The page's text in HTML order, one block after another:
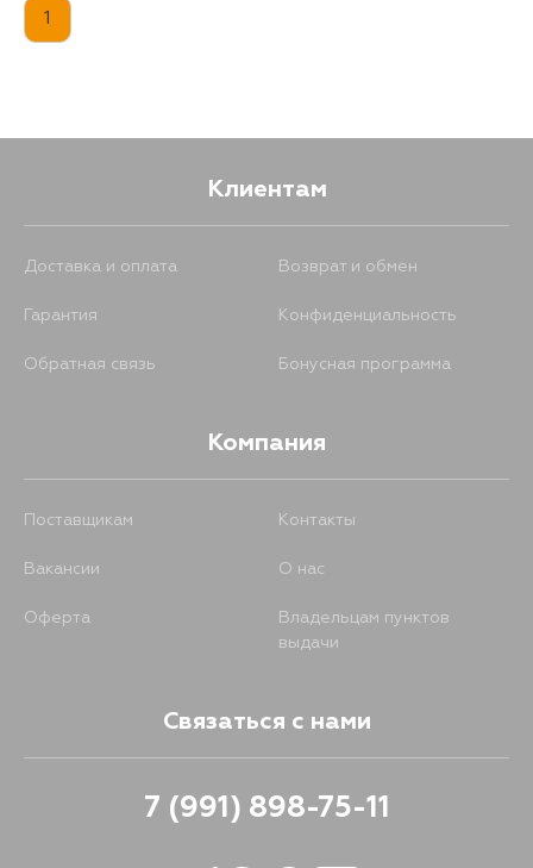
1
Клиентам
Доставка и оплата Возврат и обмен
Гарантия Конфиденциальность
Обратная связь Бонусная программа
Компания
Поставщикам Контакты
Вакансии О нас
Оферта
Владельцам пунктов
выдачи
Связаться с нами
7 (991) 898-75-11